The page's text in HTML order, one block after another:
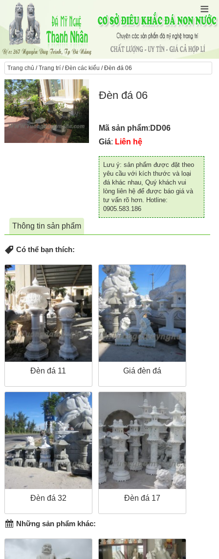
Trang chủ /Trang trí/Đèn các kiểu / Đèn đá 06
Đèn đá 06
Mã sản phẩm: DD06
Giá: Liên hệ
Lưu ý: sản phẩm được đặt theo
yêu cầu với kích thước và loại
đá khác nhau, Quý khách vui
lòng liên hệ để được báo giá và
tư vấn rõ hơn. Hotline:
0905.583.186
Thông tin sản phẩm
Có thể bạn thích:
Đèn đá 11 Giá đèn đá
Đèn đá 32 Đèn đá 17
Những sản phẩm khác: